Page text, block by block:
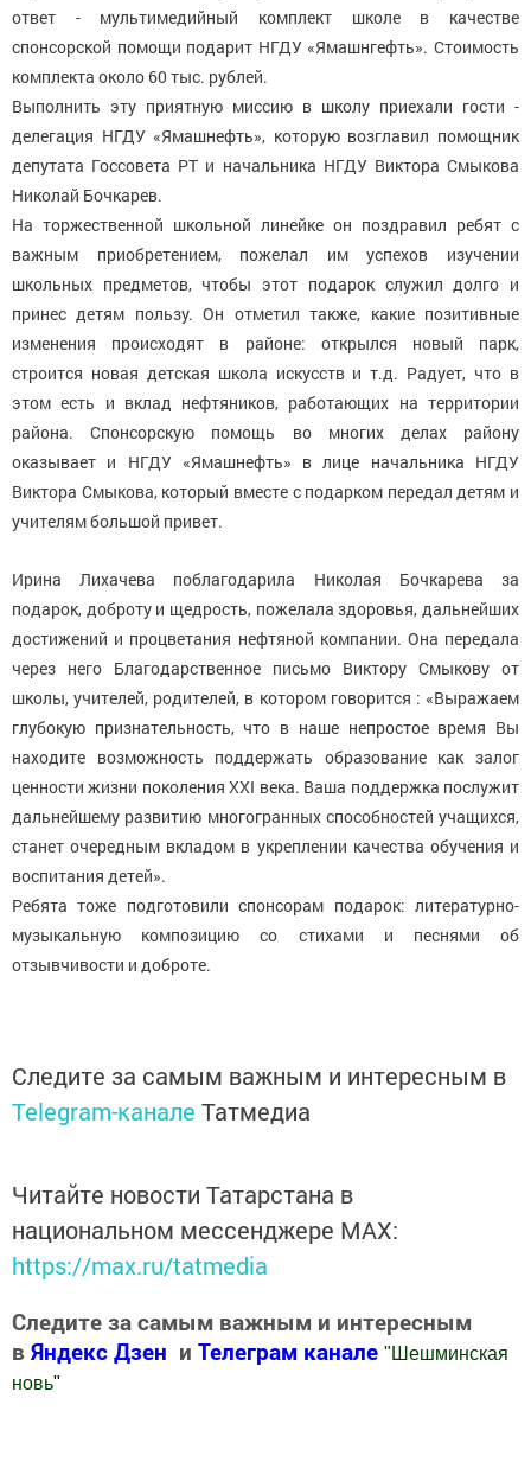
ответ - мультимедийный комплект школе в качестве
спонсорской помощи подарит НГДУ «Ямашнгефть». Стоимость
комплекта около 60 тыс. рублей.
Выполнить эту приятную миссию в школу приехали гости -
делегация НГДУ «Ямашнефть», которую возглавил помощник
депутата Госсовета РТ и начальника НГДУ Виктора Смыкова
Николай Бочкарев.
На торжественной школьной линейке он поздравил ребят с
важным приобретением, пожелал им успехов изучении
школьных предметов, чтобы этот подарок служил долго и
принес детям пользу. Он отметил также, какие позитивные
изменения происходят в районе: открылся новый парк,
строится новая детская школа искусств и т.д. Радует, что в
этом есть и вклад нефтяников, работающих на территории
района. Спонсорскую помощь во многих делах району
оказывает и НГДУ «Ямашнефть» в лице начальника НГДУ
Виктора Смыкова, который вместе с подарком передал детям и
учителям большой привет.
Ирина Лихачева поблагодарила Николая Бочкарева за
подарок, доброту и щедрость, пожелала здоровья, дальнейших
достижений и процветания нефтяной компании. Она передала
через него Благодарственное письмо Виктору Смыкову от
школы, учителей, родителей, в котором говорится : «Выражаем
глубокую признательность, что в наше непростое время Вы
находите возможность поддержать образование как залог
ценности жизни поколения ХХI века. Ваша поддержка послужит
дальнейшему развитию многогранных способностей учащихся,
станет очередным вкладом в укреплении качества обучения и
воспитания детей».
Ребята тоже подготовили спонсорам подарок: литературно-
музыкальную композицию со стихами и песнями об
отзывчивости и доброте.
Следите за самым важным и интересным в
Telegram-канале Татмедиа
Читайте новости Татарстана в
национальном мессенджере MАХ:
https://max.ru/tatmedia
Следите за самым важным и интересным
в Яндекс Дзен и Телеграм канале " Шешминская
новь"